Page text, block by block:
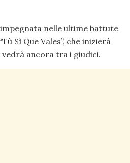
nelle ultime battute
Sì Que Vales”, che inizierà
ancora tra i giudici.